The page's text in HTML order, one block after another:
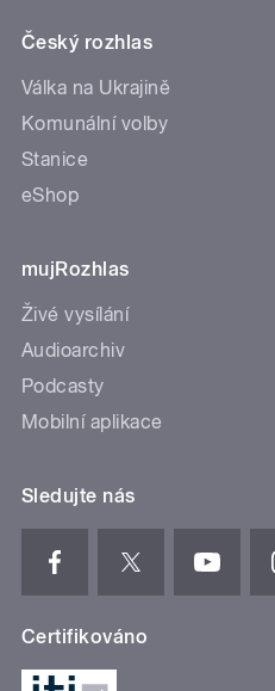
Český rozhlas
Válka na Ukrajině
Komunální volby
Stanice
eShop
mujRozhlas
Živé vysílání
Audioarchiv
Podcasty
Mobilní aplikace
Sledujte nás
Certifikováno